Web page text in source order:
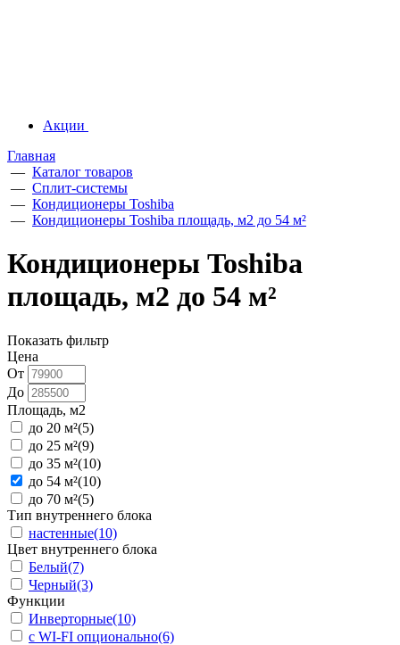
Акции
Главная
— Каталог товаров
— Сплит-системы
— Кондиционеры Toshiba
— Кондиционеры Toshiba площадь, м2 до 54 м²
Кондиционеры Toshiba
площадь, м2 до 54 м²
Показать фильтр
Цена
От
До
Площадь, м2
до 20 м²(5)
до 25 м²(9)
до 35 м²(10)
до 54 м²(10)
до 70 м²(5)
Тип внутреннего блока
настенные(10)
Цвет внутреннего блока
Белый(7)
Черный(3)
Функции
Инверторные(10)
с WI-FI опционально(6)